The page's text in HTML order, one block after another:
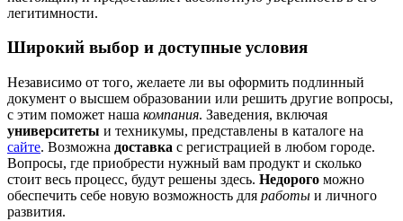
легитимности.
Широкий выбор и доступные условия
Независимо от того, желаете ли вы оформить подлинный
документ о высшем образовании или решить другие вопросы,
с этим поможет наша компания. Заведения, включая
университеты и техникумы, представлены в каталоге на
сайте. Возможна доставка с регистрацией в любом городе.
Вопросы, где приобрести нужный вам продукт и сколько
стоит весь процесс, будут решены здесь. Недорого можно
обеспечить себе новую возможность для работы и личного
развития.